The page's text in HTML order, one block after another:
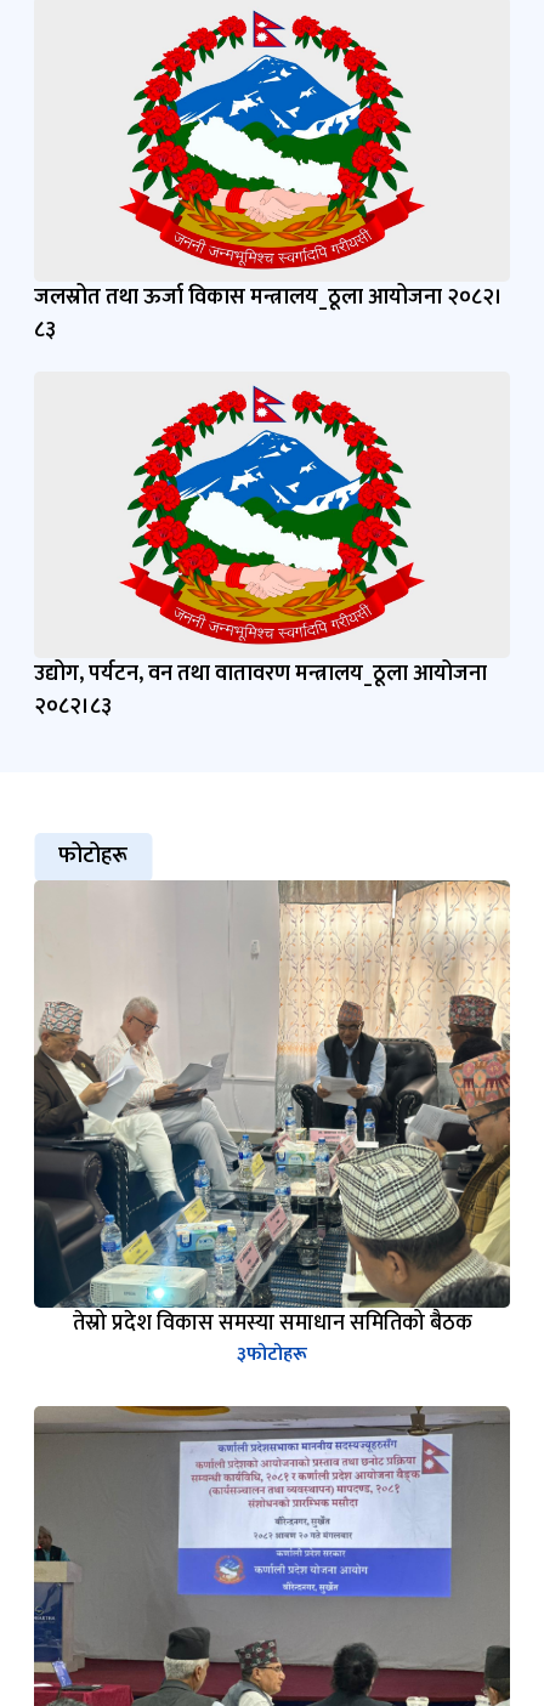
जलस्रोत तथा ऊर्जा विकास मन्त्रालय_ठूला आयोजना २०८२।
८३
उद्योग, पर्यटन, वन तथा वातावरण मन्त्रालय_ठूला आयोजना
२०८२।८३
फोटोहरू
तेस्रो प्रदेश विकास समस्या समाधान समितिको बैठक
३फोटोहरू